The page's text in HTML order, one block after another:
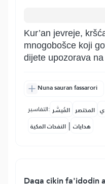
Kur’an jevreje,
mnogobošce koji
dijete upozorava
Nuna sauran fassarori
التفاسير: المُيسَّر المختصر
النفحات المكية | هدايات
Daga cikin fa'idodin